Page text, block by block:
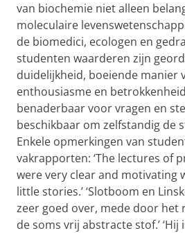
van biochemie niet alleen
moleculaire
de biomedici, ecologen en
studenten waarderen zijn
duidelijkheid, boeiende manier
enthousiasme en
benaderbaar voor vragen en
beschikbaar om zelfstandig de
Enkele opmerkingen van
vakrapporten: ‘The lectures of
were very clear and motivating
little stories.’‘Slotboom en
zeer goed over, mede door het
de soms vrij abstracte stof.’